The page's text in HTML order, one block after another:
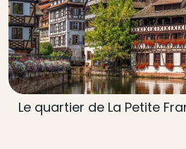
Le quartier de La Petite